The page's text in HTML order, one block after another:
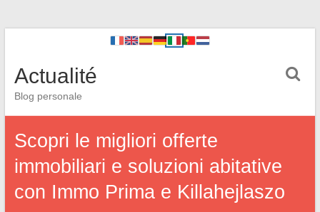
Actualité
Blog personale
Scopri le migliori offerte
immobiliari e soluzioni abitative
con Immo Prima e Killahejlaszo